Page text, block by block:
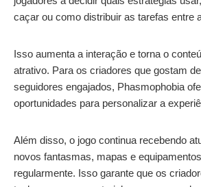
caçar ou como distribuir as tarefas entre
Isso aumenta a interação e torna o
atrativo. Para os criadores que gostam
seguidores engajados, Phasmophobia
oportunidades para personalizar a
Além disso, o jogo continua recebendo
novos fantasmas, mapas e
regularmente. Isso garante que os